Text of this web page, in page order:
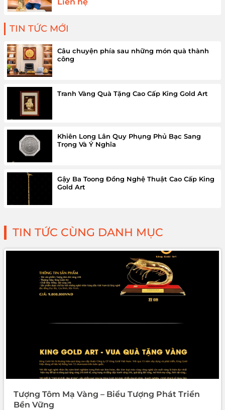
TIN TỨC MỚI
Câu chuyện phía sau những món quà thành
công
Tranh Vàng Quà Tặng Cao Cấp King Gold Art
Khiên Long Lân Quy Phụng Phủ Bạc Sang
Trọng Và Ý Nghĩa
Gậy Ba Toong Đồng Nghệ Thuật Cao Cấp King
Gold Art
TIN TỨC CÙNG DANH MỤC
Tượng Tôm Mạ Vàng – Biểu Tượng Phát Triển
Bền Vững